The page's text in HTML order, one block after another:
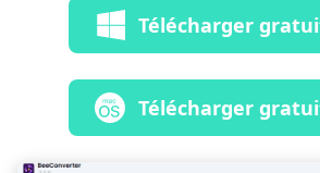
Télécharger
Télécharger